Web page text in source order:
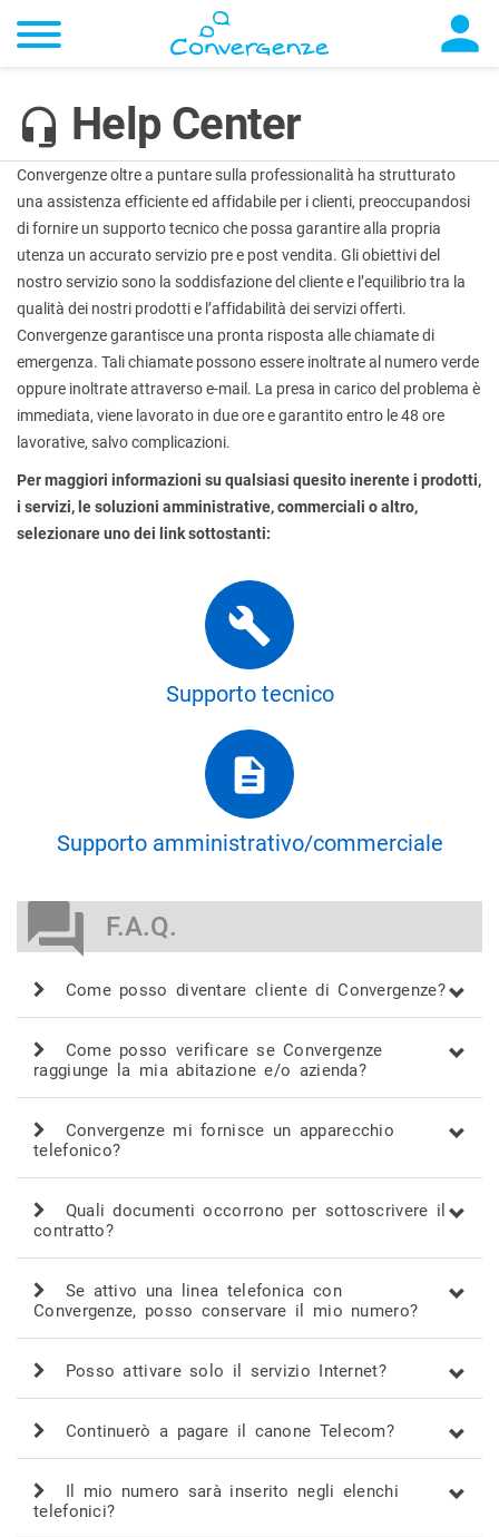

 Help Center
Convergenze oltre a puntare sulla professionalità ha strutturato
una assistenza efficiente ed affidabile per i clienti, preoccupandosi
di fornire un supporto tecnico che possa garantire alla propria
utenza un accurato servizio pre e post vendita. Gli obiettivi del
nostro servizio sono la soddisfazione del cliente e l’equilibrio tra la
qualità dei nostri prodotti e l’affidabilità dei servizi offerti.
Convergenze garantisce una pronta risposta alle chiamate di
emergenza. Tali chiamate possono essere inoltrate al numero verde
oppure inoltrate attraverso e-mail. La presa in carico del problema è
immediata, viene lavorato in due ore e garantito entro le 48 ore
lavorative, salvo complicazioni.
Per maggiori informazioni su qualsiasi quesito inerente i prodotti,
i servizi, le soluzioni amministrative, commerciali o altro,
selezionare uno dei link sottostanti:

Supporto tecnico

Supporto amministrativo/commerciale
 F.A.Q.
Come posso diventare cliente di Convergenze?
Come posso verificare se Convergenze
raggiunge la mia abitazione e/o azienda?
Convergenze mi fornisce un apparecchio
telefonico?
Quali documenti occorrono per sottoscrivere il
contratto?
Se attivo una linea telefonica con
Convergenze, posso conservare il mio numero?
Posso attivare solo il servizio Internet?
Continuerò a pagare il canone Telecom?
Il mio numero sarà inserito negli elenchi
telefonici?